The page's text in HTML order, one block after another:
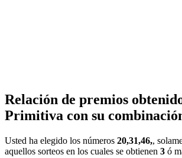
Relación de premios
Primitiva con su
Usted ha elegido los números 20,31,46,,
aquellos sorteos en los cuales se obtienen 3 ó